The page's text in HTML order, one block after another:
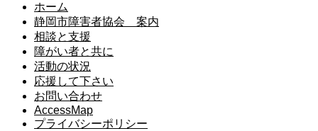
ホーム
静岡市障害者協会 案内
相談と支援
障がい者と共に
活動の状況
応援して下さい
お問い合わせ
AccessMap
プライバシーポリシー